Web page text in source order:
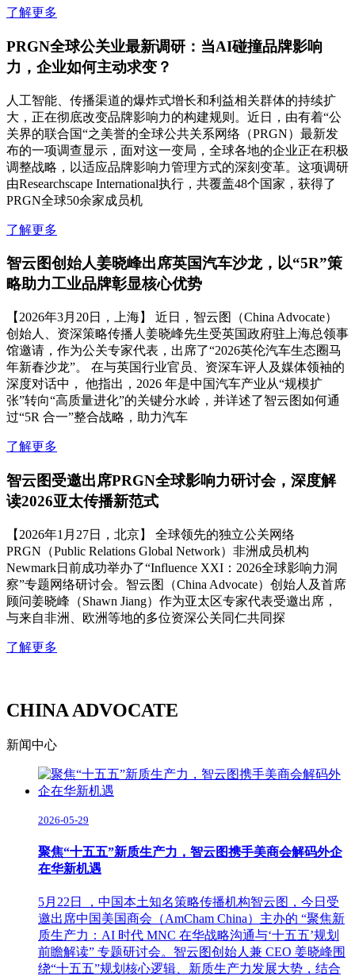
了解更多
PRGN全球公关业最新调研：当AI碰撞品牌影响
力，企业如何主动求变？
人工智能、传播渠道的爆炸式增长和利益相关群体的持续扩
大，正在彻底改变品牌影响力的构建规则。近日，由有着“公
关界的联合国“之美誉的全球公共关系网络（PRGN）最新发
布的一项调查显示，面对这一变局，全球各地的企业正在积极
调整战略，以适应品牌影响力管理方式的深刻变革。这项调研
由Researchscape International执行，共覆盖48个国家，获得了
PRGN全球50余家成员机
了解更多
智云图创始人姜晓峰出席英国汽车沙龙，以“5R”策
略助力工业品牌彰显核心优势
【2026年3月20日，上海】 近日，智云图（China Advocate）
创始人、资深策略传播人姜晓峰先生受英国政府驻上海总领事
馆邀请，作为公关专家代表，出席了“2026英伦汽车生态圈马
年新春沙龙”。 在与英国行业官员、资深车评人及媒体领袖的
深度对话中， 他指出，2026 年是中国汽车产业从“规模扩
张”转向“高质量进化”的关键分水岭，并详述了智云图如何通
过“5R 合一”整合战略，助力汽车
了解更多
智云图受邀出席PRGN全球影响力研讨会，深度解
读2026亚太传播新范式
【2026年1月27日，北京】 全球领先的独立公关网络
PRGN（Public Relations Global Network）非洲成员机构
Newmark日前成功举办了“Influence XXI：2026全球影响力洞
察”专题网络研讨会。智云图（China Advocate）创始人及首席
顾问姜晓峰（Shawn Jiang）作为亚太区专家代表受邀出席，
与来自非洲、欧洲等地的多位资深公关同仁共同探
了解更多
CHINA ADVOCATE
新闻中心
2026-05-29
聚焦“十五五”新质生产力，智云图携手美商会解码外企
在华新机遇
5月22日 ，中国本土知名策略传播机构智云图，今日受
邀出席中国美国商会（AmCham China）主办的 “聚焦新
质生产力：AI 时代 MNC 在华战略沟通与‘十五五’规划
前瞻解读” 专题研讨会。智云图创始人兼 CEO 姜晓峰围
绕“十五五”规划核心逻辑、新质生产力发展大势，结合